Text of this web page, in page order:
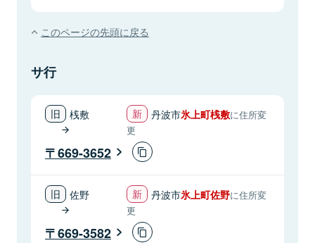
このページの先頭に戻る
サ行
桟敷 丹波市氷上町桟敷に住所変
更
669-3652
佐野 丹波市氷上町佐野に住所変
更
669-3582